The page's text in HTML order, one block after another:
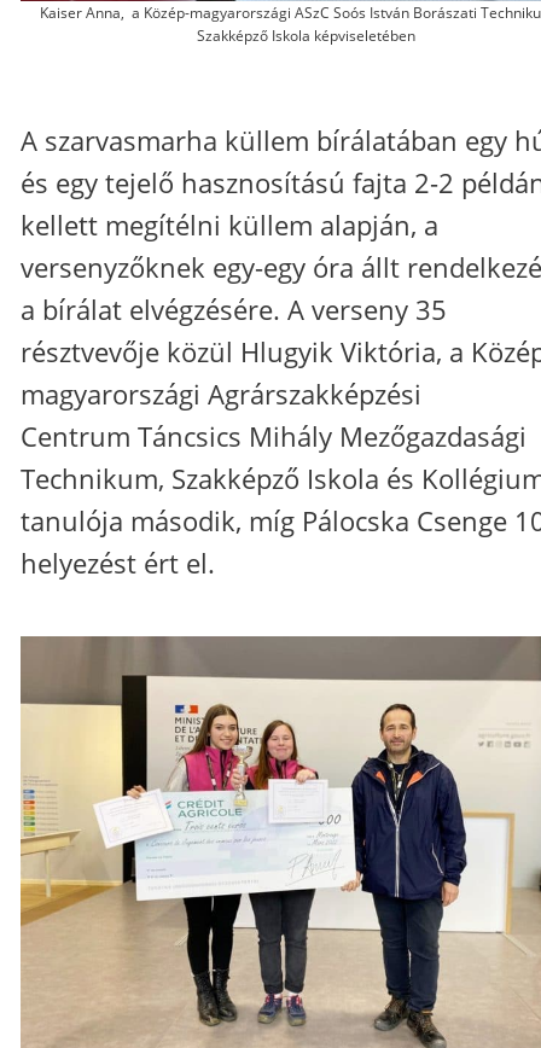
Kaiser Anna, a Közép-magyarországi ASzC Soós István Borászati
Szakképző Iskola képviseletében
A szarvasmarha küllem bírálatában egy
és egy tejelő hasznosítású fajta 2-2
kellett megítélni küllem alapján, a
versenyzőknek egy-egy óra állt
a bírálat elvégzésére. A verseny 35
résztvevője közül Hlugyik Viktória, a
magyarországi Agrárszakképzési
Centrum Táncsics Mihály Mezőgazdasági
Technikum, Szakképző Iskola és
tanulója második, míg Pálocska Csenge
helyezést ért el.